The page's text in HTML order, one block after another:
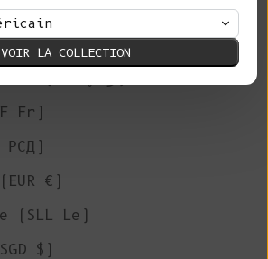
€)
Príncipe (STD Db)
Fr)
РСД)
€)
(SLL Le)
$)
VOIR LA COLLECTION